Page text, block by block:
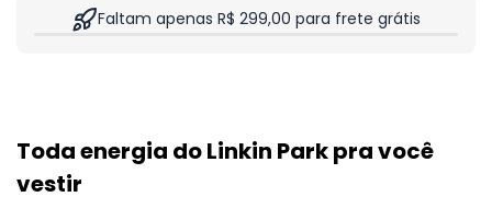
Faltam apenas R$ 299,00 para frete grátis
Toda energia do Linkin Park pra você
vestir